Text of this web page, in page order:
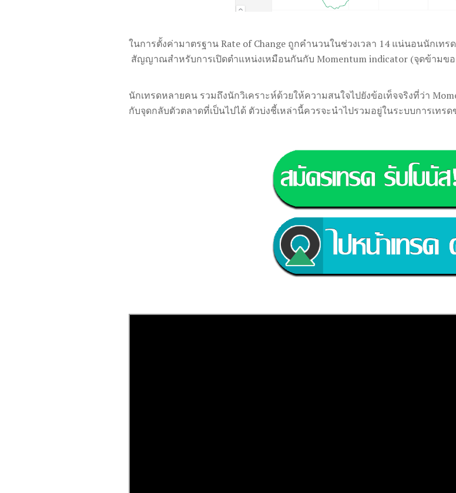
ในการตั้งค่ามาตรฐาน Rate of Change ถูกคำนวนในช่วงเวลา 14 แน่นอนนักเท
สัญญาณสำหรับการเปิดตำแหน่งเหมือนกันกับ Momentum indicator (จุดข้ามขอ
นักเทรดหลายคน รวมถึงนักวิเคราะห์ด้วยให้ความสนใจไปยังข้อเท็จจริงที่ว่า
กับจุดกลับตัวตลาดที่เป็นไปได้ ตัวบ่งชี้เหล่านี้ควรจะนำไปรวมอยู่ในระบบการเทร